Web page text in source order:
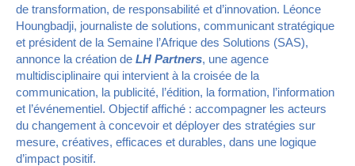
de transformation, de responsabilité et d’innovation. Léonce
Houngbadji, journaliste de solutions, communicant stratégique
et président de la Semaine l’Afrique des Solutions (SAS),
annonce la création de LH Partners, une agence
multidisciplinaire qui intervient à la croisée de la
communication, la publicité, l’édition, la formation, l’information
et l’événementiel. Objectif affiché : accompagner les acteurs
du changement à concevoir et déployer des stratégies sur
mesure, créatives, efficaces et durables, dans une logique
d’impact positif.